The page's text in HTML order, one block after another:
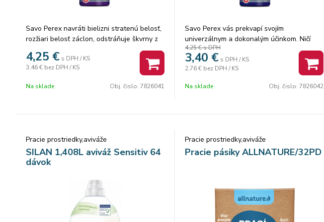
Savo Perex navráti bielizni stratenú belosť,
rozžiari belosť záclon, odstráňuje škvrny z
4,25 € s DPH / KS
3,46 € bez DPH / KS
Na sklade Obj. čislo: 7826041
Savo Perex vás prekvapí svojím
univerzálnym a dokonalým účinkom. Ničí
baktérie a vírusy v domácnosti, odstráni
špinu a zápach, má univerzálne použitie
6v1. Vaša domácnosť bude nielen čistá, ale
4,25 €s DPH
3,40 € s DPH / KS
2,76 € bez DPH / KS
Na sklade Obj. čislo: 7826042
Pracie prostriedky,aviváže
SILAN 1,408L aviváž Sensitiv 64
dávok
Pracie prostriedky,aviváže
Pracie pásiky ALLNATURE/32PD